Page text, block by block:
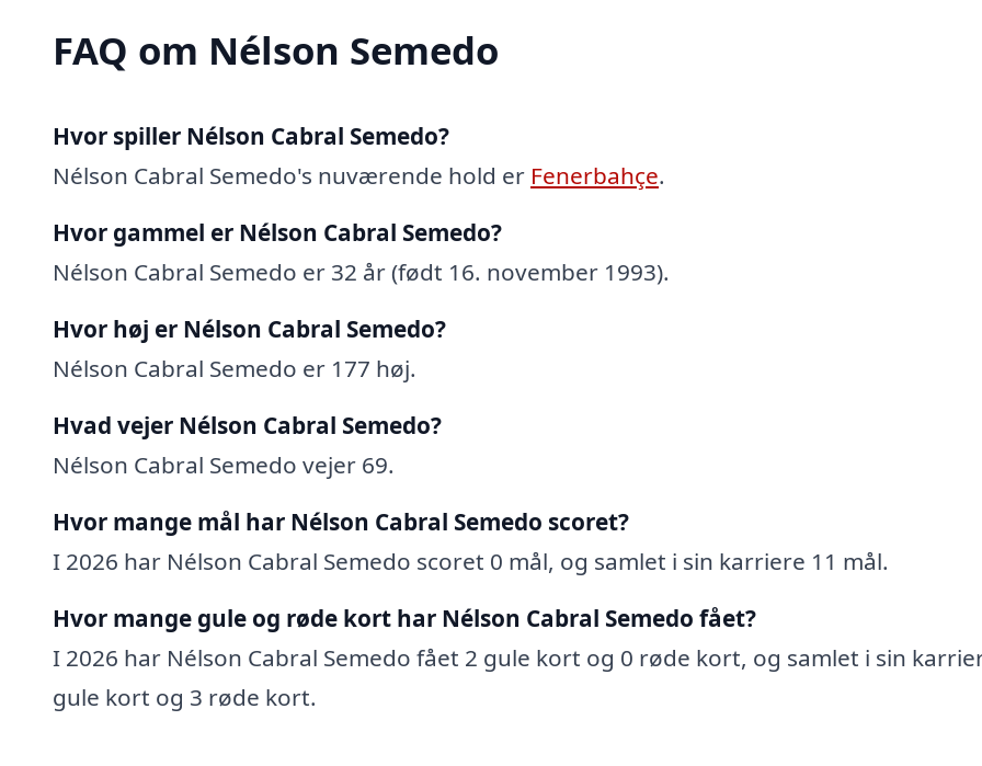
FAQ om Nélson Semedo
Hvor spiller Nélson Cabral Semedo?
Nélson Cabral Semedo's nuværende hold er Fenerbahçe.
Hvor gammel er Nélson Cabral Semedo?
Nélson Cabral Semedo er 32 år (født 16. november 1993).
Hvor høj er Nélson Cabral Semedo?
Nélson Cabral Semedo er 177 høj.
Hvad vejer Nélson Cabral Semedo?
Nélson Cabral Semedo vejer 69.
Hvor mange mål har Nélson Cabral Semedo scoret?
I 2026 har Nélson Cabral Semedo scoret 0 mål, og samlet i sin karriere 11 mål.
Hvor mange gule og røde kort har Nélson Cabral Semedo fået?
I 2026 har Nélson Cabral Semedo fået 2 gule kort og 0 røde kort, og samlet i sin
gule kort og 3 røde kort.